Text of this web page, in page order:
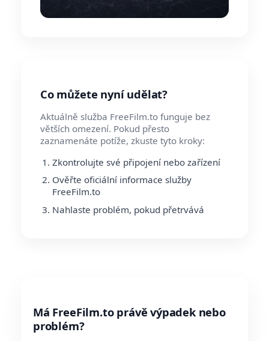
Co můžete nyní udělat?
Aktuálně služba FreeFilm.to funguje bez
větších omezení. Pokud přesto
zaznamenáte potíže, zkuste tyto kroky:
Zkontrolujte své připojení nebo zařízení
Ověřte oficiální informace služby
FreeFilm.to
Nahlaste problém, pokud přetrvává
Má FreeFilm.to právě výpadek nebo
problém?